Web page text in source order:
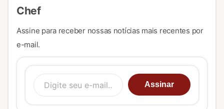
Chef
Assine para receber nossas notícias mais recentes por
e-mail.
Digite seu e-mail…
Assinar